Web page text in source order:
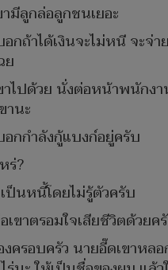
ามีลูกล่อลูกชนเยอะ
กถ้าได้เงินจะไม่หนี จะจ่
ย
าไปด้วย นั่งต่อหน้าพนักง
านะ
กกำลังกู้แบงก์อยู่ครับ
ร่?
ป็นหนี้โดยไม่รู้ตัวครับ
เขาตรอมใจเสียชีวิตด้วยค
ครอบครัว นายอี๊ดเขาหลอ